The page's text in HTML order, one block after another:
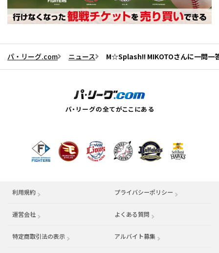
パ・リーグ.com ニュース M☆Splash!! MIKOTOさんに一問一
利用規約 プライバシーポリシー
運営会社 （別ウィンドウで開く） よくある質問
特定商取引法の表示 アルバイト募集 （別ウィンドウで開く